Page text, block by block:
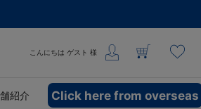
こんにちは ゲスト 様
紹介 Click here from overseas